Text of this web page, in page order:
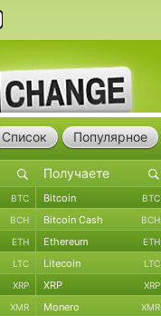
Список Популярное
BTC Bitcoin BTC
BCH Bitcoin Cash BCH
ETH Ethereum ETH
LTC Litecoin LTC
XRP XRP XRP
XMR Monero XMR